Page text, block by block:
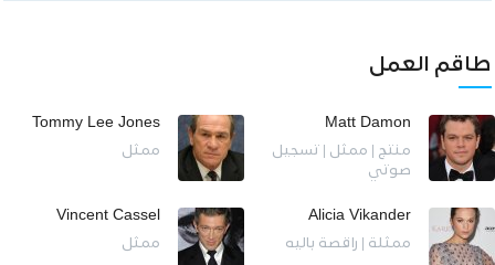
طاقم العمل
Matt Damon
منتج | ممثل | تسجيل
صوتي
Tommy Lee Jones
ممثل
Alicia Vikander
ممثلة | راقصة باليه
Vincent Cassel
ممثل